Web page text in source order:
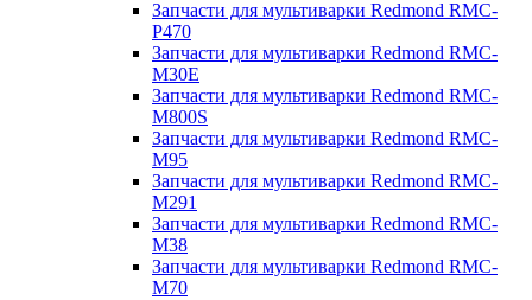
Запчасти для мультиварки Redmond RMC-
P470
Запчасти для мультиварки Redmond RMC-
M30E
Запчасти для мультиварки Redmond RMC-
M800S
Запчасти для мультиварки Redmond RMC-
M95
Запчасти для мультиварки Redmond RMC-
M291
Запчасти для мультиварки Redmond RMC-
M38
Запчасти для мультиварки Redmond RMC-
M70